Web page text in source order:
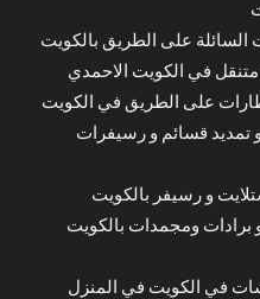
السائلة على الطريق بالكويت
في الكويت الاحمدي
على الطريق في الكويت
قسائم و رسيفرات
و رسيفر بالكويت
برادات ومجمدات بالكويت
في الكويت في المنزل